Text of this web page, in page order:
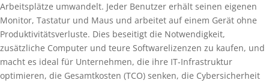
Arbeitsplätze umwandelt. Jeder Benutzer erhält seinen eigenen
Monitor, Tastatur und Maus und arbeitet auf einem Gerät ohne
Produktivitätsverluste. Dies beseitigt die Notwendigkeit,
zusätzliche Computer und teure Softwarelizenzen zu kaufen, und
macht es ideal für Unternehmen, die ihre IT-Infrastruktur
optimieren, die Gesamtkosten (TCO) senken, die Cybersicherheit